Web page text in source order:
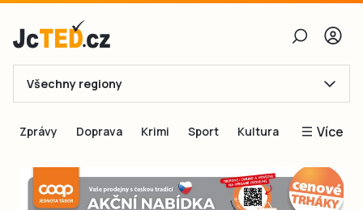
E-mail
Obnovit heslo
Všechny regiony
Zprávy Doprava Krimi Sport Kultura Více
Inspirace